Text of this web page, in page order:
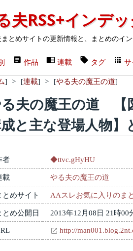
夫RSS+インデ
とめサイトの更新情報と、まとめのイ
作品 連載 タグ サ
] > [連載] > [やる夫の魔王の道]
夫の魔王の道 【
と主な登場人物】
者 ◆ttvc.gHyHU
載 やる夫の魔王の道
とめサイト AAスレお気に入りのま
とめ公開日 2013年12月08日 21時00
http://